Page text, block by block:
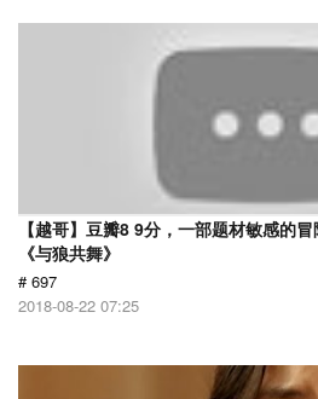
【越哥】豆瓣8 9分，一部题材敏感的
《与狼共舞》
# 697
2018-08-22 07:25